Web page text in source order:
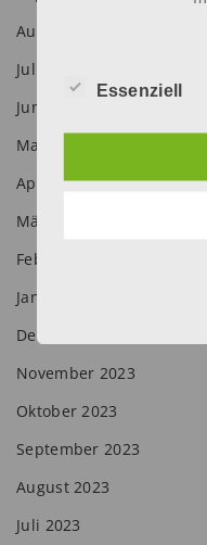
August 2024
Juli 2024
Juni 2024
Mai 2024
April 2024
März 2024
Februar 2024
Januar 2024
Dezember 2023
November 2023
Oktober 2023
September 2023
August 2023
Juli 2023
Essenziell